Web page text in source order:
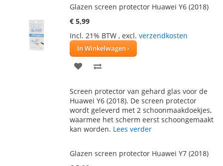
Glazen screen protector Huawei Y6 (2018)
€ 5,99
Incl. 21% BTW , excl. verzendkosten
In Winkelwagen
VOEG
AAN
VERLANGLIJST
TE
VERGELIJKEN
Screen protector van gehard glas voor de
Huawei Y6 (2018). De screen protector
wordt geleverd met 2 schoonmaakdoekjes,
waarmee het scherm eerst schoongemaakt
kan worden. Lees verder
Glazen screen protector Huawei Y7 (2018)